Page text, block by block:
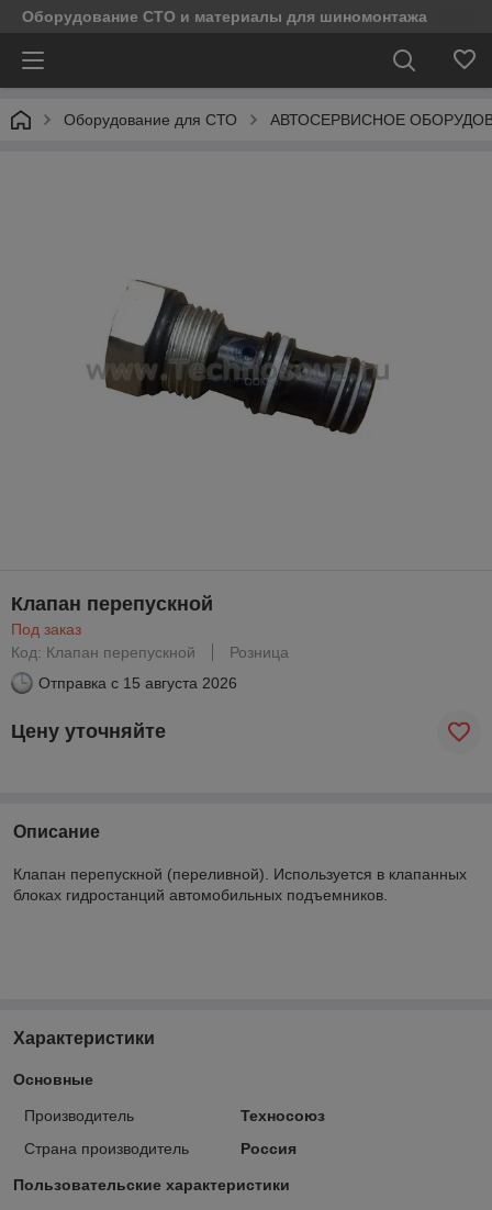
Оборудование СТО и материалы для шиномонтажа
Оборудование для СТО АВТОСЕРВИСНОЕ
Клапан перепускной
Под заказ
Код: Клапан перепускной
Розница
Отправка с 15 августа 2026
Цену уточняйте
Описание
Клапан перепускной (переливной). Используется в клапанных
блоках гидростанций автомобильных подъемников.
Характеристики
Основные
Производитель
Техносоюз
Страна производитель
Россия
Пользовательские характеристики